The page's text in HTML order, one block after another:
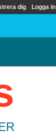
dig Logga in